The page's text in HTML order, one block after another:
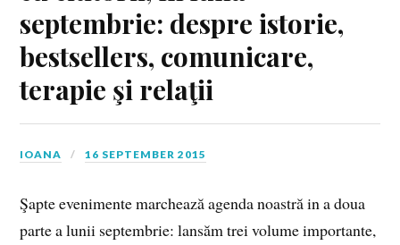
septembrie: despre istorie,
bestsellers, comunicare,
terapie şi relaţii
IOANA 16 SEPTEMBER 2015
Şapte evenimente marchează agenda noastră in a doua
parte a lunii septembrie: lansăm trei volume importante,